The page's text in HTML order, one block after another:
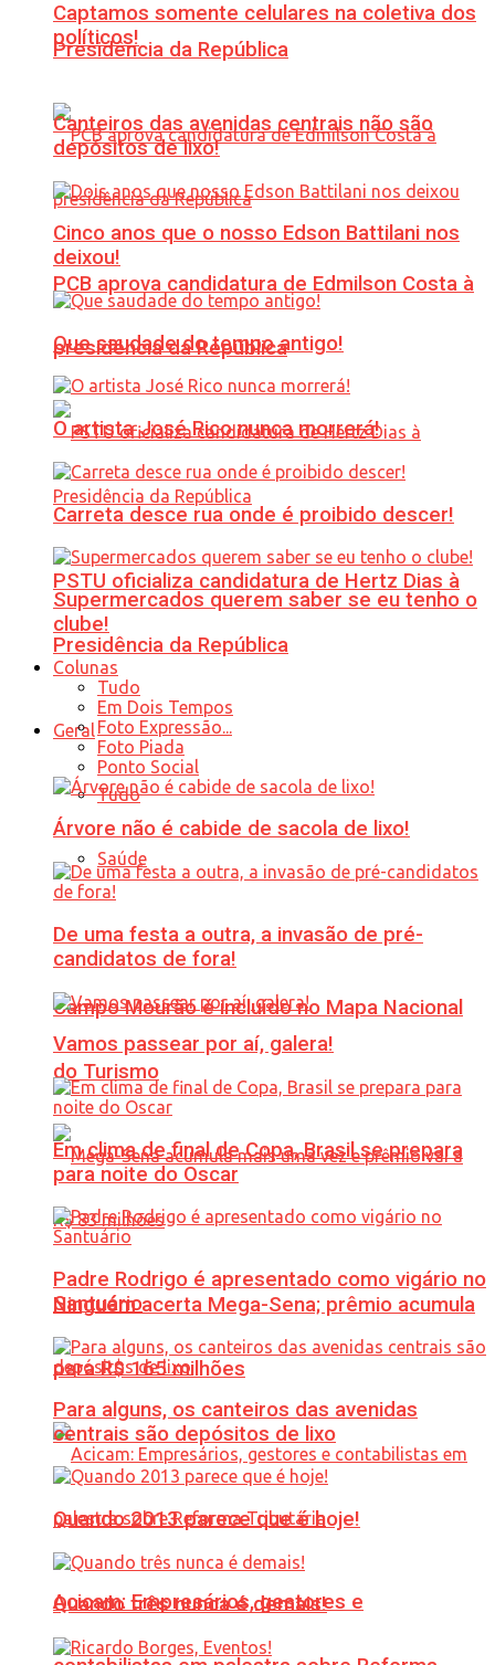
Presidência da República
PCB aprova candidatura de Edmilson Costa à
presidência da República
PSTU oficializa candidatura de Hertz Dias à
Presidência da República
Geral
Tudo
Saúde
Campo Mourão é incluído no Mapa Nacional
do Turismo
Ninguém acerta Mega-Sena; prêmio acumula
para R$ 165 milhões
Acicam: Empresários, gestores e
Captamos somente celulares na coletiva dos
políticos!
Canteiros das avenidas centrais não são
depósitos de lixo!
Cinco anos que o nosso Edson Battilani nos
deixou!
Que saudade do tempo antigo!
O artista José Rico nunca morrerá!
Carreta desce rua onde é proibido descer!
Supermercados querem saber se eu tenho o
clube!
Colunas
Tudo
Em Dois Tempos
Foto Expressão...
Foto Piada
Ponto Social
Árvore não é cabide de sacola de lixo!
De uma festa a outra, a invasão de pré-
candidatos de fora!
Vamos passear por aí, galera!
Em clima de final de Copa, Brasil se prepara
para noite do Oscar
Padre Rodrigo é apresentado como vigário no
Santuário
Para alguns, os canteiros das avenidas
centrais são depósitos de lixo
Quando 2013 parece que é hoje!
Quando três nunca é demais!